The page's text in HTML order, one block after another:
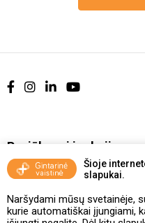
Šioje
slapukai.
Naršydami mūsų svetainėje,
kurie automatiškai įjungiami,
Pasiūlymai ir akcijos
Vakcinavimo tvarka ir
Kontaktai ir Karjera